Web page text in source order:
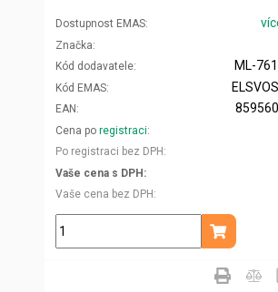
Dostupnost EMAS
Značka
Kód dodavatele
ML-
Kód EMAS
EAN
Cena po registraci
Po registraci bez DPH
Vaše cena s DPH
Vaše cena bez DPH
m
Přidat do